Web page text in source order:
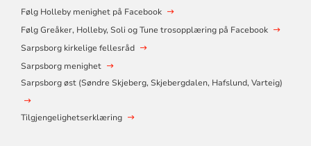
Følg Holleby menighet på Facebook
Følg Greåker, Holleby, Soli og Tune trosopplæring på Facebook
Sarpsborg kirkelige fellesråd
Sarpsborg menighet
Sarpsborg øst (​Søndre Skjeberg, Skjebergdalen, Hafslund, Varteig)
Tilgjengelighetserklæring